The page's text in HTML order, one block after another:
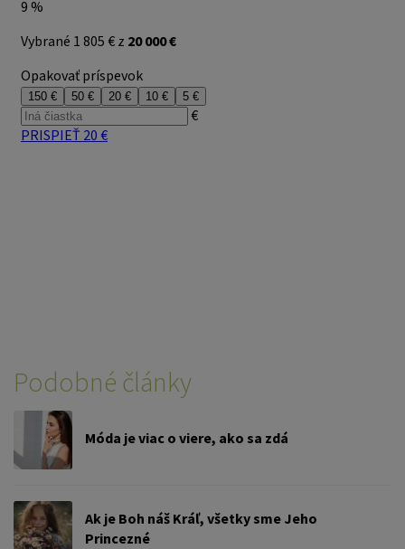
Podobné články
Móda je viac o viere, ako sa zdá
Ak je Boh náš Kráľ, všetky sme Jeho
Princezné